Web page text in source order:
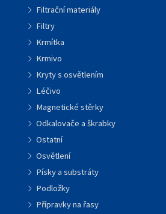
Filtrační materiály
Filtry
Krmítka
Krmivo
Kryty s osvětlením
Léčivo
Magnetické stěrky
Odkalovače a škrabky
Ostatní
Osvětlení
Písky a substráty
Podložky
Přípravky na řasy